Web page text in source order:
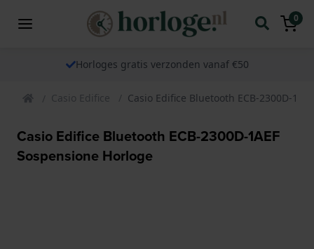
0
Horloges gratis verzonden vanaf €50
Casio Edifice Casio Edifice Bluetooth ECB-2300D-
Casio Edifice Bluetooth ECB-2300D-1AEF
Sospensione Horloge